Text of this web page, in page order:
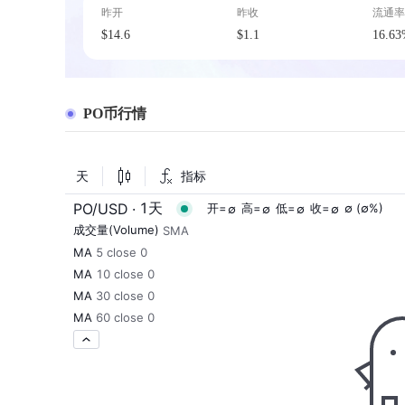
昨开
$14.6
昨收
$1.1
流通率
PO币行情